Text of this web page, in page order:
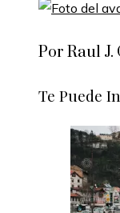
Por Raul J.
Te Puede